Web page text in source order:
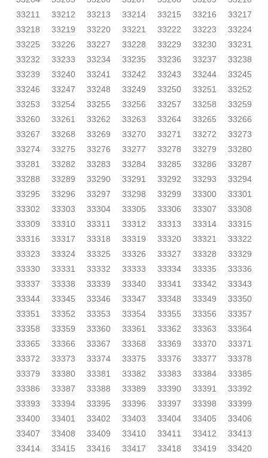
33211
33212 33213 33214 33215 33216
33217
33218
33219 33220 33221 33222 33223
33224
33225
33226 33227 33228 33229 33230
33231
33232
33233 33234 33235 33236 33237
33238
33239
33240 33241 33242 33243 33244
33245
33246
33247 33248 33249 33250 33251
33252
33253
33254 33255 33256 33257 33258
33259
33260
33261 33262 33263 33264 33265
33266
33267
33268 33269 33270 33271 33272
33273
33274
33275 33276 33277 33278 33279
33280
33281
33282 33283 33284 33285 33286
33287
33288
33289 33290 33291 33292 33293
33294
33295
33296 33297 33298 33299 33300
33301
33302
33303 33304 33305 33306 33307
33308
33309
33310 33311 33312 33313 33314
33315
33316
33317 33318 33319 33320 33321
33322
33323
33324 33325 33326 33327 33328
33329
33330
33331 33332 33333 33334 33335
33336
33337
33338 33339 33340 33341 33342
33343
33344
33345 33346 33347 33348 33349
33350
33351
33352 33353 33354 33355 33356
33357
33358
33359 33360 33361 33362 33363
33364
33365
33366 33367 33368 33369 33370
33371
33372
33373 33374 33375 33376 33377
33378
33379
33380 33381 33382 33383 33384
33385
33386
33387 33388 33389 33390 33391
33392
33393
33394 33395 33396 33397 33398
33399
33400
33401 33402 33403 33404 33405
33406
33407
33408 33409 33410 33411 33412
33413
33414
33415 33416 33417 33418 33419
33420